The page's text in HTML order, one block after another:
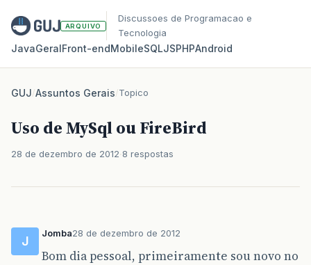
ARQUIVO
Discussoes de Programacao e
Tecnologia
JavaGeralFront‑endMobileSQLJSPHPAndroid
GUJ/Assuntos Gerais/Topico
Uso de MySql ou FireBird
28 de dezembro de 2012 8 respostas
J
Jomba28 de dezembro de 2012
Bom dia pessoal, primeiramente sou novo no